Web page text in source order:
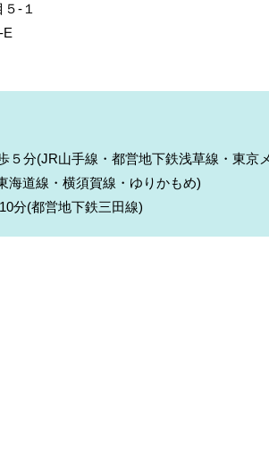
-１
E
５分(JR山手線・都営地下鉄浅草線・東京
海道線・横須賀線・ゆりかもめ)
分(都営地下鉄三田線)